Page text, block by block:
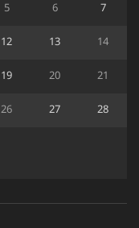
5 6 7
12 13 14
19 20 21
26 27 28